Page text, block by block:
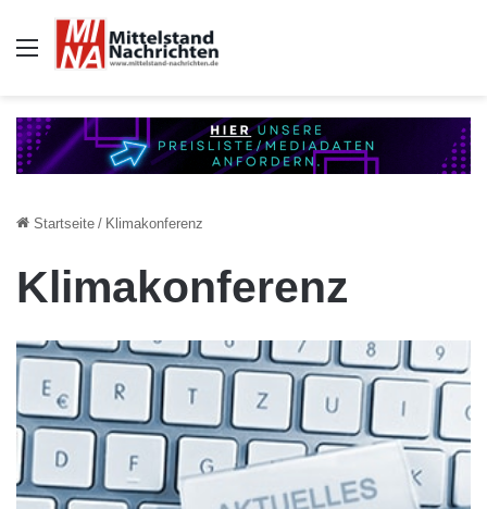
Auswahl
Startseite / Klimakonferenz
Klimakonferenz